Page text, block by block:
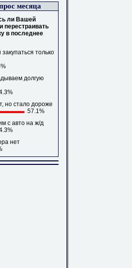
месяца
ли Вашей
перестраивать
в последнее
закупаться только
долгую
но стало дороже
57.1%
с авто на ж/д
нет